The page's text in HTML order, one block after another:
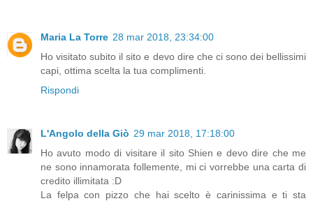
Maria La Torre 28 mar 2018, 23:34:00
Ho visitato subito il sito e devo dire che ci sono dei bellissimi
capi, ottima scelta la tua complimenti.
Rispondi
L'Angolo della Giò 29 mar 2018, 17:18:00
Ho avuto modo di visitare il sito Shien e devo dire che me
ne sono innamorata follemente, mi ci vorrebbe una carta di
credito illimitata :D
La felpa con pizzo che hai scelto è carinissima e ti sta